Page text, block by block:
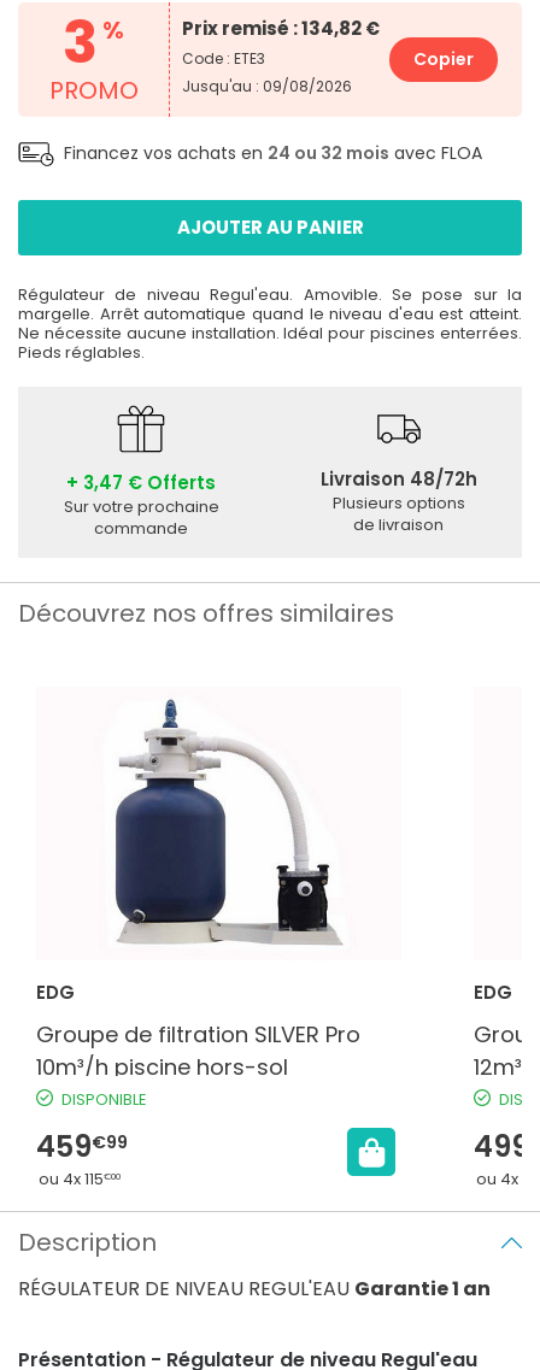
3 %
PROMO
Prix remisé : 134,82 €
Code : ETE3
Jusqu'au : 09/08/2026
Copier
Financez vos achats en 24 ou 32 mois avec FLOA
AJOUTER AU PANIER
Régulateur de niveau Regul'eau. Amovible. Se pose sur la
margelle. Arrêt automatique quand le niveau d'eau est atteint.
Ne nécessite aucune installation. Idéal pour piscines enterrées.
Pieds réglables.
+ 3,47 € Offerts
Sur votre prochaine
commande
Livraison 48/72h
Plusieurs options
de livraison
Découvrez nos offres similaires
EDG
Groupe de filtration SILVER Pro
10m³/h piscine hors-sol
DISPONIBLE
459€99
ou 4x 115€00
EDG
499
ou 4x
Description
RÉGULATEUR DE NIVEAU REGUL'EAU Garantie 1 an
Présentation - Régulateur de niveau Regul'eau